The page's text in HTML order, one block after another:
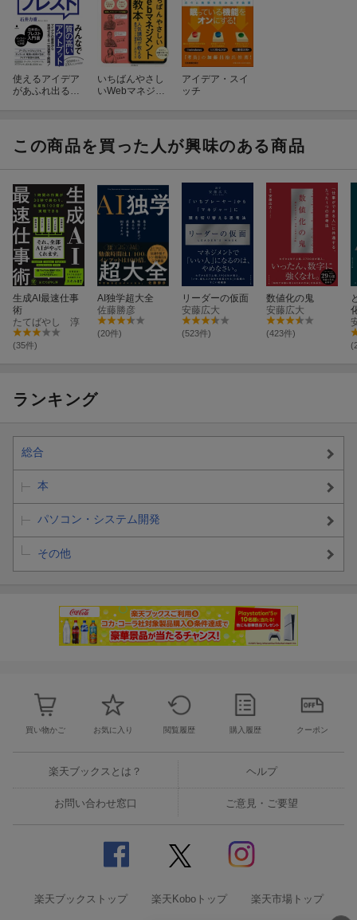
使えるアイデア
があふれ出るす
いちばんやさし
いWebマネジメ
アイデア・スイ
ッチ
この商品を買った人が興味のある商品
生成AI最速仕事
術
たてばやし 淳
(35件)
AI独学超大全
佐藤勝彦
(20件)
リーダーの仮面
安藤広大
(523件)
数値化の鬼
安藤広大
(423件)
ランキング
総合
本
パソコン・システム開発
その他
買い物かご お気に入り 閲覧履歴 購入履歴 クーポン
楽天ブックスとは？ ヘルプ
お問い合わせ窓口 ご意見・ご要望
楽天ブックストップ 楽天Koboトップ 楽天市場トップ